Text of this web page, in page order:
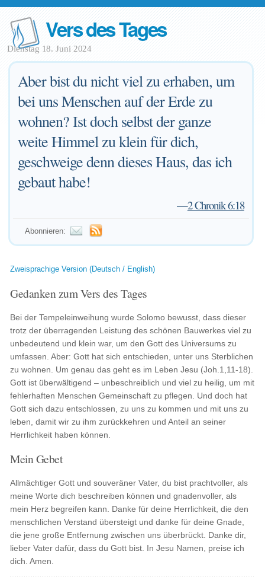
Vers des Tages
Dienstag 18. Juni 2024
Aber bist du nicht viel zu erhaben, um
bei uns Menschen auf der Erde zu
wohnen? Ist doch selbst der ganze
weite Himmel zu klein für dich,
geschweige denn dieses Haus, das ich
gebaut habe!
—2 Chronik 6:18
Abonnieren:
Zweisprachige Version (Deutsch / English)
Gedanken zum Vers des Tages
Bei der Tempeleinweihung wurde Solomo bewusst, dass dieser
trotz der überragenden Leistung des schönen Bauwerkes viel zu
unbedeutend und klein war, um den Gott des Universums zu
umfassen. Aber: Gott hat sich entschieden, unter uns Sterblichen
zu wohnen. Um genau das geht es im Leben Jesu (Joh.1,11-18).
Gott ist überwältigend – unbeschreiblich und viel zu heilig, um mit
fehlerhaften Menschen Gemeinschaft zu pflegen. Und doch hat
Gott sich dazu entschlossen, zu uns zu kommen und mit uns zu
leben, damit wir zu ihm zurückkehren und Anteil an seiner
Herrlichkeit haben können.
Mein Gebet
Allmächtiger Gott und souveräner Vater, du bist prachtvoller, als
meine Worte dich beschreiben können und gnadenvoller, als
mein Herz begreifen kann. Danke für deine Herrlichkeit, die den
menschlichen Verstand übersteigt und danke für deine Gnade,
die jene große Entfernung zwischen uns überbrückt. Danke dir,
lieber Vater dafür, dass du Gott bist. In Jesu Namen, preise ich
dich. Amen.